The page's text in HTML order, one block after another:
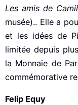
Les amis de
musée).. Elle a
et les idées de
limitée depuis
la Monnaie de
commémorative
Felip Equy